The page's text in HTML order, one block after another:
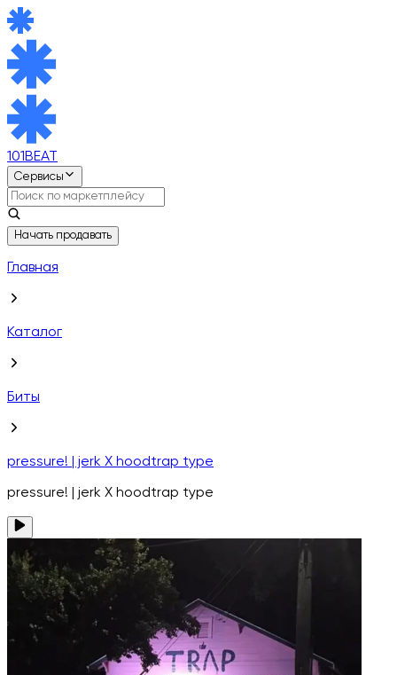
101BEAT
Сервисы
Начать продавать
Главная
Каталог
Биты
pressure! | jerk X hoodtrap type
pressure! | jerk X hoodtrap type